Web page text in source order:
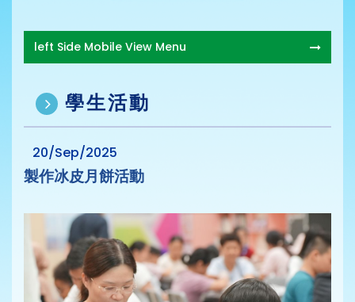
left Side Mobile View Menu
學生活動
20/Sep/2025
製作冰皮月餅活動